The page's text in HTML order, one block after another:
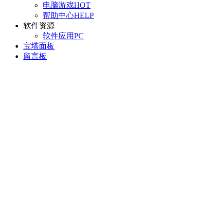
电脑游戏HOT
帮助中心HELP
软件资源
软件应用PC
宝塔面板
留言板